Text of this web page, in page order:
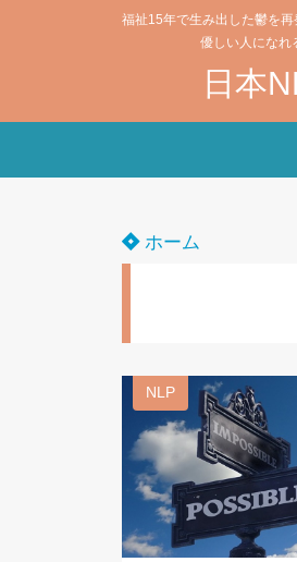
福祉15年で生み出した鬱を
優しい人になれ
日本
ホーム
NLP